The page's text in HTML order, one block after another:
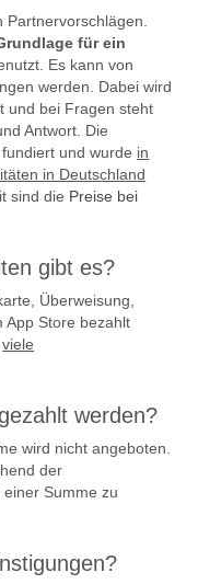
für ein
Es kann von
werden. Dabei wird
und bei Fragen steht
Antwort. Die
und wurde in
in Deutschland
sind die Preise bei
gibt es?
Überweisung,
App Store bezahlt
viele
werden?
wird nicht angeboten.
der
Summe zu